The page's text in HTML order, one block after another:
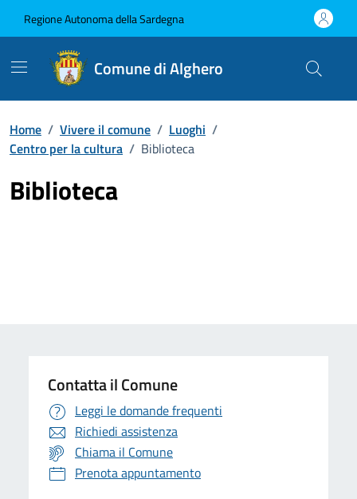
Regione Autonoma della Sardegna
Comune di Alghero
Home / Vivere il comune / Luoghi /
Centro per la cultura / Biblioteca
Biblioteca
Contatta il Comune
Leggi le domande frequenti
Richiedi assistenza
Chiama il Comune
Prenota appuntamento